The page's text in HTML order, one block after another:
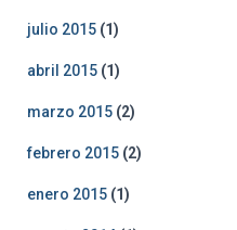
julio 2015 (1)
abril 2015 (1)
marzo 2015 (2)
febrero 2015 (2)
enero 2015 (1)